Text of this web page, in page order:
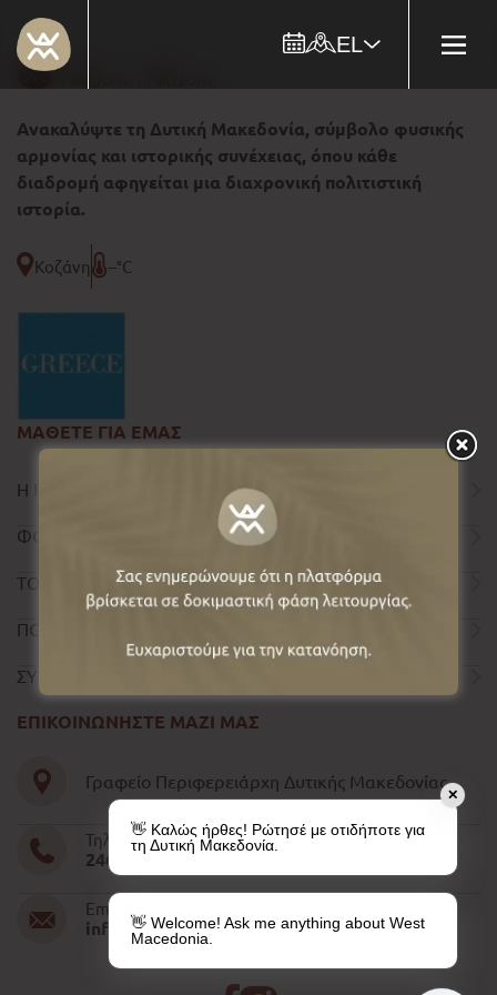
EL
Ανακαλύψτε τη Δυτική Μακεδονία, σύμβολο φυσικής
αρμονίας και ιστορικής συνέχειας, όπου κάθε
διαδρομή αφηγείται μια διαχρονική πολιτιστική
ιστορία.
Κοζάνη --°C
ΜΑΘΕΤΕ ΓΙΑ ΕΜΑΣ
Η ΠΕΡΙΦΕΡΕΙΑ
ΦΟΡΜΑ ΕΠΙΚΟΙΝΩΝΙΑΣ
ΤΟΥΡΙΣΤΙΚΟΣ ΟΔΗΓΟΣ
ΠΟΛΙΤΙΚΗ ΑΠΟΡΡΗΤΟΥ
ΣΥΝΤΕΛΕΣΤΕΣ
ΕΠΙΚΟΙΝΩΝΗΣΤΕ ΜΑΖΙ ΜΑΣ
Γραφείο Περιφερειάρχη Δυτικής Μακεδονίας
Τηλέφωνο
2461052610-11-15
Email
info@pdm.gov.gr
✕
👋 Καλώς ήρθες! Ρώτησέ με οτιδήποτε για
τη Δυτική Μακεδονία.
👋 Welcome! Ask me anything about West
Macedonia.